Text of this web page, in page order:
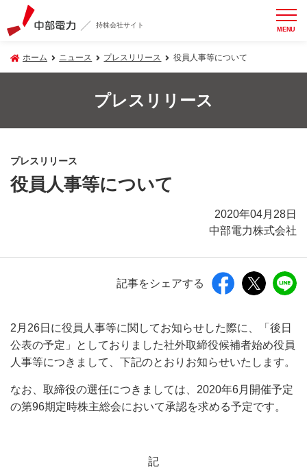
持株会社サイト MENU
ホーム ニュース プレスリリース 役員人事等について
プレスリリース
プレスリリース
役員人事等について
2020年04月28日
中部電力株式会社
記事をシェアする
2月26日に役員人事等に関してお知らせした際に、「後日
公表の予定」としておりました社外取締役候補者始め役員
人事等につきまして、下記のとおりお知らせいたします。
なお、取締役の選任につきましては、2020年6月開催予定
の第96期定時株主総会において承認を求める予定です。
記